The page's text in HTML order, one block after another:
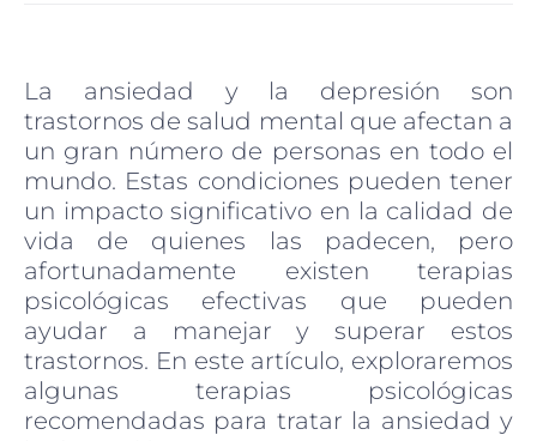
La ansiedad y la depresión son
trastornos de salud mental que afectan a
un gran número de personas en todo el
mundo. Estas condiciones pueden tener
un impacto significativo en la calidad de
vida de quienes las padecen, pero
afortunadamente existen terapias
psicológicas efectivas que pueden
ayudar a manejar y superar estos
trastornos. En este artículo, exploraremos
algunas terapias psicológicas
recomendadas para tratar la ansiedad y